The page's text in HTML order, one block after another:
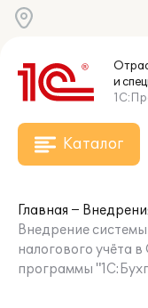
и
Каталог
Главная
Внедрение
налогового учёта
программы